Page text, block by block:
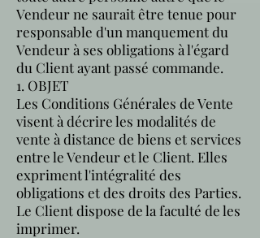
Vendeur ne saurait être tenue pour
responsable d'un manquement du
Vendeur à ses obligations à l'égard
du Client ayant passé commande.
1. OBJET
Les Conditions Générales de Vente
visent à décrire les modalités de
vente à distance de biens et services
entre le Vendeur et le Client. Elles
expriment l'intégralité des
obligations et des droits des Parties.
Le Client dispose de la faculté de les
imprimer.